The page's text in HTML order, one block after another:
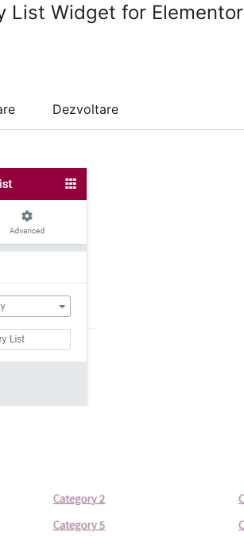
List Widget for Elementor
Dezvoltare